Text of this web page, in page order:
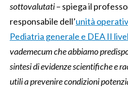
sottovalutati– spiega il
responsabile dell’unità
Pediatria generale e DEA II
vademecum che abbiamo
sintesi di evidenze scientifiche e
utili a prevenire condizioni